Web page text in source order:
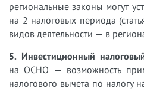
региональные законы могут
на 2 налоговых периода
видов деятельности — в
5. Инвестиционный
на ОСНО — возможность
налогового вычета по налогу